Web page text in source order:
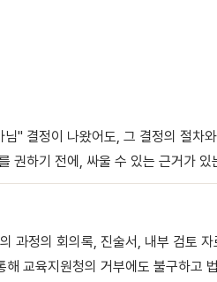
" 결정이 나왔어도, 그 결정의 절차
권하기 전에, 싸울 수 있는 근거가 있
과정의 회의록, 진술서, 내부 검토
교육지원청의 거부에도 불구하고